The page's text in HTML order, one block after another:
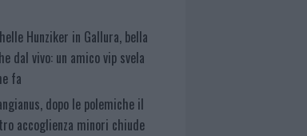
Hunziker in Gallura, bella
dal vivo: un amico vip svela
fa
dopo le polemiche il
accoglienza minori chiude